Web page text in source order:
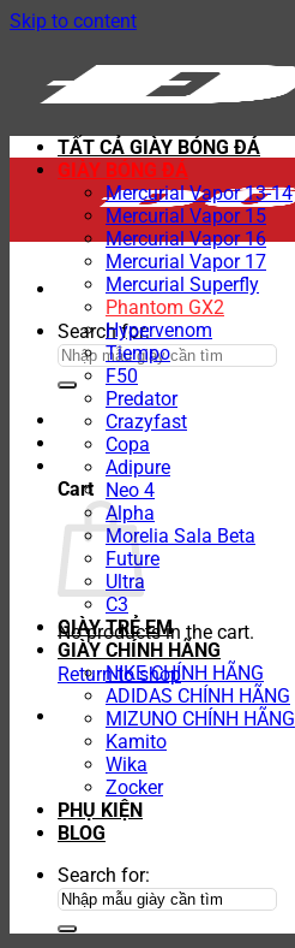
Skip to content
Search for:
Cart
No products in the cart.
Return to shop
TẤT CẢ GIÀY BÓNG ĐÁ
GIÀY BÓNG ĐÁ
Mercurial Vapor 13-14
Mercurial Vapor 15
Mercurial Vapor 16
Mercurial Vapor 17
Mercurial Superfly
Phantom GX2
Hypervenom
Tiempo
F50
Predator
Crazyfast
Copa
Adipure
Neo 4
Alpha
Morelia Sala Beta
Future
Ultra
C3
GIÀY TRẺ EM
GIÀY CHÍNH HÃNG
NIKE CHÍNH HÃNG
ADIDAS CHÍNH HÃNG
MIZUNO CHÍNH HÃNG
Kamito
Wika
Zocker
PHỤ KIỆN
BLOG
Search for: